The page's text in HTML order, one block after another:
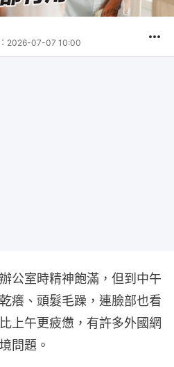
2026-07-07 10:00
公室時精神飽滿，但到中午
癢、頭髮毛躁，連臉部也看
上午更疲憊，有許多外國網
問題。